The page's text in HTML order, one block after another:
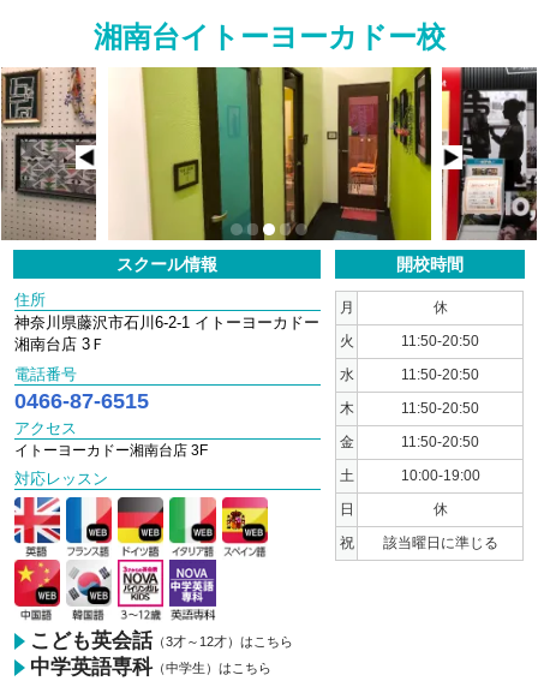
湘南台イトーヨーカドー校
スクール情報
住所
神奈川県藤沢市石川6-2-1 イトーヨーカドー
湘南台店 3Ｆ
電話番号
0466-87-6515
アクセス
イトーヨーカドー湘南台店 3F
対応レッスン
こども英会話（3才～12才）はこちら
中学英語専科（中学生）はこちら
開校時間
月 休
火 11:50-20:50
水 11:50-20:50
木 11:50-20:50
金 11:50-20:50
土 10:00-19:00
日 休
祝 該当曜日に準じる
1 2 3 4 5